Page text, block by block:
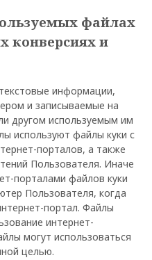
файлах
конверсиях и
информации,
и записываемые на
другом используемым им
используют файлы куки с
порталов, а также
Пользователя. Иначе
порталами файлов куки
Пользователя, когда
портал. Файлы
интернет-
могут использоваться
целью.